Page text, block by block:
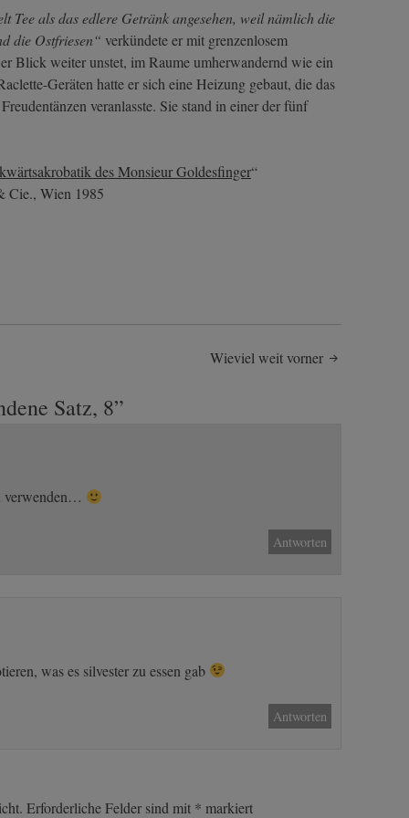
Tee als das edlere Getränk angesehen, weil nämlich die
die Ostfriesen“ verkündete er mit grenzenlosem
Blick weiter unstet, im Raume umherwandernd wie ein
Geräten hatte er sich eine Heizung gebaut, die das
veranlasste. Sie stand in einer der fünf
des Monsieur Goldesfinger“
Cie., Wien 1985
Wieviel weit vorner
Satz, 8”
verwenden…
Antworten
was es silvester zu essen gab
Antworten
Erforderliche Felder sind mit * markiert